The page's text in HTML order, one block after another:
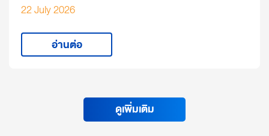
22 July 2026
อ่านต่อ
ดูเพิ่มเติม